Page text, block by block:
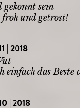
sein
froh und getrost!
| 2018
einfach das Beste
| 2018